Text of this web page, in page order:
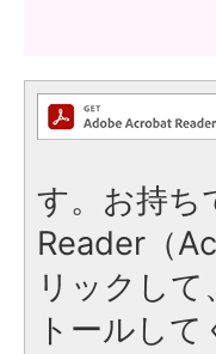
す。お持ち
Reader（
リックし
トールして